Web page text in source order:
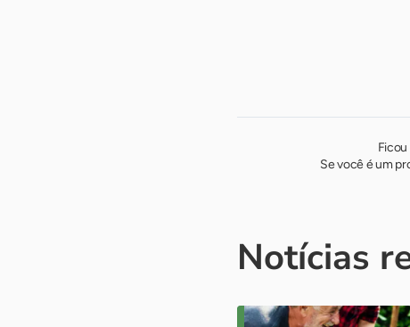
Se você é um
Notícias